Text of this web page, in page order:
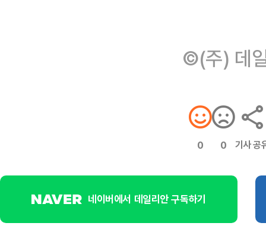
©(주) 데
0 0 기사 공
네이버에서 데일리안 구독하기